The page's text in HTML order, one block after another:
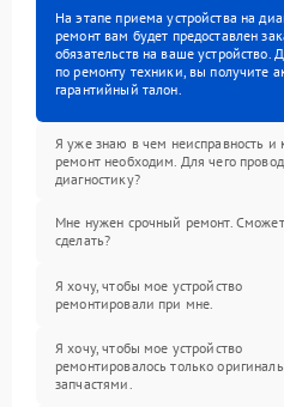
На этапе приема устройства на
ремонт вам будет предоставлен
обязательств на ваше устройство.
по ремонту техники, вы получите
гарантийный талон.
Я уже знаю в чем неисправность и
ремонт необходим. Для чего
диагностику?
Мне нужен срочный ремонт.
сделать?
Я хочу, чтобы мое устройство
ремонтировали при мне.
Я хочу, чтобы мое устройство
ремонтировалось только
запчастями.